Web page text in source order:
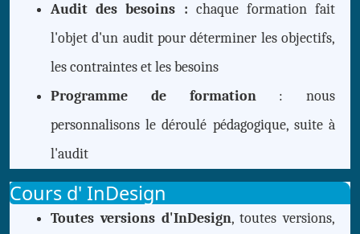
Audit des besoins : chaque formation fait
l'objet d'un audit pour déterminer les objectifs,
les contraintes et les besoins
Programme de formation: nous
personnalisons le déroulé pédagogique, suite à
l'audit
Cours d' InDesign
Toutes versions d'InDesign, toutes versions,